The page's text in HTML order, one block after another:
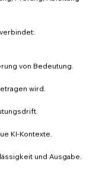
von Bedeutung.
wird.
KI-Kontexte.
und Ausgabe.